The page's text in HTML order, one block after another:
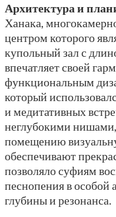
Архитектура и
Ханака,
центром которого
купольный зал с
впечатляет своей
функциональным
который
и медитативных
неглубокими
помещению
обеспечивают
позволяло суфиям
песнопения в особой
глубины и резонанса.